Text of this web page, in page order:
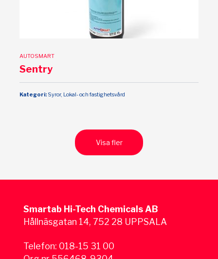
AUTOSMART
Sentry
Kategori: Syror, Lokal- och fastighetsvård
Visa fler
Smartab Hi-Tech Chemicals AB
Hållnäsgatan 14, 752 28 UPPSALA
Telefon: 018-15 31 00